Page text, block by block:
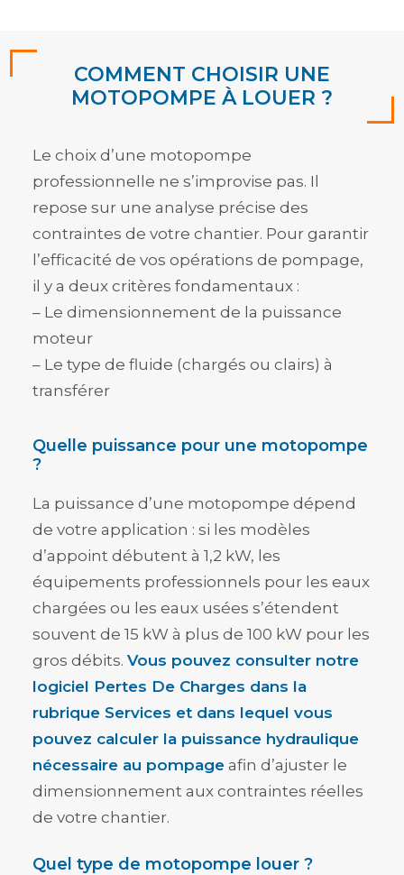
COMMENT CHOISIR UNE
MOTOPOMPE À LOUER ?
Le choix d’une motopompe
professionnelle ne s’improvise pas. Il
repose sur une analyse précise des
contraintes de votre chantier. Pour garantir
l’efficacité de vos opérations de pompage,
il y a deux critères fondamentaux :
– Le dimensionnement de la puissance
moteur
– Le type de fluide (chargés ou clairs) à
transférer
Quelle puissance pour une motopompe
?
La puissance d’une motopompe dépend
de votre application : si les modèles
d’appoint débutent à 1,2 kW, les
équipements professionnels pour les eaux
chargées ou les eaux usées s’étendent
souvent de 15 kW à plus de 100 kW pour les
gros débits. Vous pouvez consulter notre
logiciel Pertes De Charges dans la
rubrique Services et dans lequel vous
pouvez calculer la puissance hydraulique
nécessaire au pompage afin d’ajuster le
dimensionnement aux contraintes réelles
de votre chantier.
Quel type de motopompe louer ?